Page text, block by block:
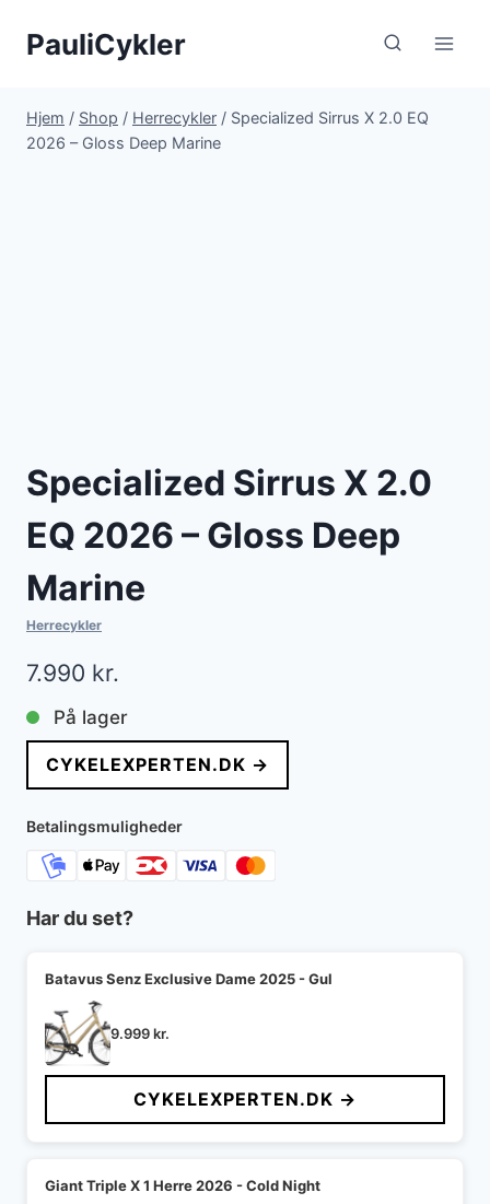
PauliCykler
Hjem / Shop / Herrecykler / Specialized Sirrus X 2.0 EQ
2026 – Gloss Deep Marine
Specialized Sirrus X 2.0
EQ 2026 – Gloss Deep
Marine
Herrecykler
7.990 kr.
På lager
CYKELEXPERTEN.DK →
Betalingsmuligheder
Har du set?
Batavus Senz Exclusive Dame 2025 - Gul
9.999kr.
CYKELEXPERTEN.DK →
Giant Triple X 1 Herre 2026 - Cold Night